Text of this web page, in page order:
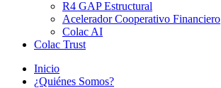
R4 GAP Estructural
Acelerador Cooperativo Financiero
Colac AI
Colac Trust
Inicio
¿Quiénes Somos?